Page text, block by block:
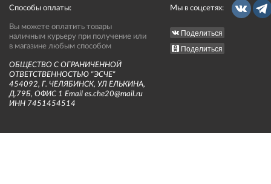
Способы оплаты:
Вы можете оплатить товары
наличным курьеру при получение или
в магазине любым способом
ОБЩЕСТВО С ОГРАНИЧЕННОЙ
ОТВЕТСТВЕННОСТЬЮ "ЭСЧЕ"
454092, Г. ЧЕЛЯБИНСК, УЛ ЕЛЬКИНА,
Д.79Б, ОФИС 1 Email es.che20@mail.ru
ИНН 7451454514
Мы в соцсетях:
Поделиться
Поделиться